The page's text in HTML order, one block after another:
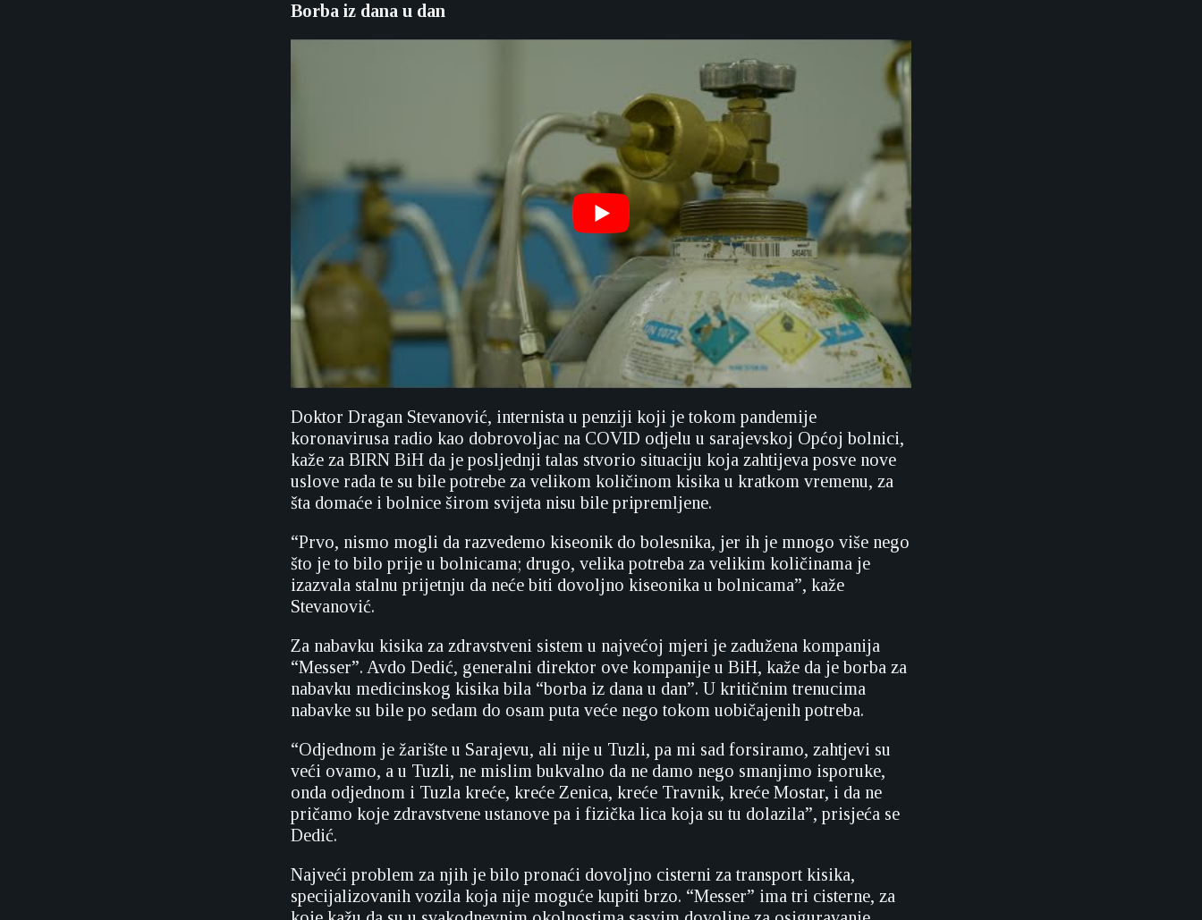
Borba iz dana u dan
Doktor Dragan Stevanović, internista u penziji koji je tokom pandemije
koronavirusa radio kao dobrovoljac na COVID odjelu u sarajevskoj Općoj bolnici,
kaže za BIRN BiH da je posljednji talas stvorio situaciju koja zahtijeva posve nove
uslove rada te su bile potrebe za velikom količinom kisika u kratkom vremenu, za
šta domaće i bolnice širom svijeta nisu bile pripremljene.
“Prvo, nismo mogli da razvedemo kiseonik do bolesnika, jer ih je mnogo više nego
što je to bilo prije u bolnicama; drugo, velika potreba za velikim količinama je
izazvala stalnu prijetnju da neće biti dovoljno kiseonika u bolnicama”, kaže
Stevanović.
Za nabavku kisika za zdravstveni sistem u najvećoj mjeri je zadužena kompanija
“Messer”. Avdo Dedić, generalni direktor ove kompanije u BiH, kaže da je borba za
nabavku medicinskog kisika bila “borba iz dana u dan”. U kritičnim trenucima
nabavke su bile po sedam do osam puta veće nego tokom uobičajenih potreba.
“Odjednom je žarište u Sarajevu, ali nije u Tuzli, pa mi sad forsiramo, zahtjevi su
veći ovamo, a u Tuzli, ne mislim bukvalno da ne damo nego smanjimo isporuke,
onda odjednom i Tuzla kreće, kreće Zenica, kreće Travnik, kreće Mostar, i da ne
pričamo koje zdravstvene ustanove pa i fizička lica koja su tu dolazila”, prisjeća se
Dedić.
Najveći problem za njih je bilo pronaći dovoljno cisterni za transport kisika,
specijalizovanih vozila koja nije moguće kupiti brzo. “Messer” ima tri cisterne, za